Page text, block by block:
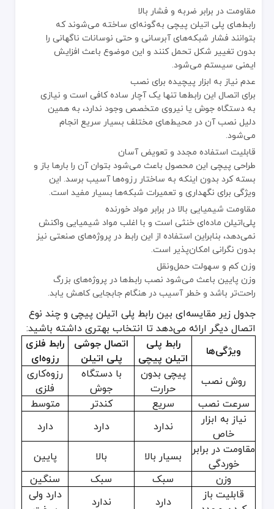
برای خرید رابط پلی اتیلن پیچی باید چند نکته مهم را در نظر گرفت
جنس بدنه و کیفیت رزوه‌ها
بدنه باید از پلی‌اتیلن خالص و مقاوم ساخته شده باشد تا در برابر
کیفیت اورینگ داخلی
این بخش مسئول آب‌بندی کامل اتصال است، پس باید از لاستیک
برند معتبر و دارای استاندارد
انتخاب برندهای معتبر داخلی و خارجی باعث اطمینان از کیفیت
تناسب قطر رابط با قطر لوله‌ها
انتخاب نادرست قطر باعث نشت یا شکست در هنگام بستن اتصال
نوع کاربرد پروژه
در سیستم‌های آبیاری کشاورزی معمولاً از رابط‌های سبک‌تر استفاده
در تهران با وجود فروشگاه‌های متعدد، خرید رابط پلی اتیلن پیچی
موارد استفاده گسترده رابط پلی اتیلن پیچی و
کاربرد رابط پلی اتیلن پیچی تنها محدود به انتقال آب نیست بلکه
در سیستم‌های آبیاری کشاورزی
کشاورزان برای اتصال سریع لوله‌های آبیاری قطره‌ای یا بارانی از
در تاسیسات شهری تهران
شهرداری‌ها و پیمانکاران برای تعمیر یا گسترش شبکه‌های انتقال آب
در صنایع و کارخانجات سبک
در انتقال مواد غیراسیدی و سیالات صنعتی، این اتصالات مقاومت
در پروژه‌های ساختمانی موقت
هنگام تست یا انتقال موقت آب در ساختمان‌ها، رابط پیچی پلی
در مجموع، مقاومت در برابر زنگ‌زدگی، طول عمر بالا، سهولت نصب و
مقاومت در برابر ضربه و فشار بالا
رابط‌های پلی اتیلن پیچی به‌گونه‌ای ساخته می‌شوند که
بتوانند فشار شبکه‌های آبرسانی و حتی نوسانات ناگهانی را
بدون تغییر شکل تحمل کنند و این موضوع باعث افزایش
ایمنی سیستم می‌شود.
عدم نیاز به ابزار پیچیده برای نصب
برای اتصال این رابط‌ها تنها یک آچار ساده کافی است و نیازی
به دستگاه جوش یا نیروی متخصص وجود ندارد، به همین
دلیل نصب آن در محیط‌های مختلف بسیار سریع انجام
می‌شود.
قابلیت استفاده مجدد و تعویض آسان
طراحی پیچی این محصول باعث می‌شود بتوان آن را بارها باز و
بسته کرد بدون اینکه به ساختار رزوه‌ها آسیب برسد. این
ویژگی برای نگهداری و تعمیرات شبکه‌ها بسیار مفید است.
مقاومت شیمیایی بالا در برابر مواد خورنده
پلی‌اتیلن ماده‌ای خنثی است و با اغلب مواد شیمیایی واکنش
نمی‌دهد، بنابراین استفاده از این رابط در پروژه‌های صنعتی نیز
بدون نگرانی امکان‌پذیر است.
وزن کم و سهولت حمل‌ونقل
وزن پایین باعث می‌شود نصب رابط‌ها در پروژه‌های بزرگ
راحت‌تر باشد و خطر آسیب در هنگام جابجایی کاهش یابد.
جدول زیر مقایسه‌ای بین رابط پلی اتیلن پیچی و چند نوع
اتصال دیگر ارائه می‌دهد تا انتخاب بهتری داشته باشید:
ویژگی‌ها
رابط پلی
اتیلن پیچی
اتصال جوشی
پلی اتیلن
رابط فلزی
رزوه‌ای
روش نصب
پیچی بدون
حرارت
با دستگاه
جوش
رزوه‌کاری
فلزی
سرعت نصب
سریع کندتر
متوسط
نیاز به ابزار
خاص
ندارد دارد
دارد
مقاومت در برابر
خوردگی
بسیار بالا بالا
پایین
وزن
سبک سبک
سنگین
قابلیت باز
دارد ندارد
دارد ولی